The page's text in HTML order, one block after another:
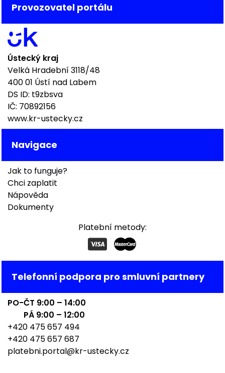
Provozovatel portálu
Ústecký kraj
Velká Hradební 3118/48
400 01 Ústí nad Labem
DS ID: t9zbsva
IČ: 70892156
www.kr-ustecky.cz
Navigace
Jak to funguje?
Chci zaplatit
Nápověda
Dokumenty
Platební metody:
Telefonní podpora pro smluvní partnery
PO-ČT 9:00 – 14:00
PÁ 9:00 – 12:00
+420 475 657 494
+420 475 657 687
platebni.portal@kr-ustecky.cz